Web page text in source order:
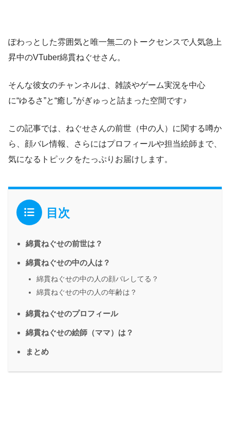
ぽわっとした雰囲気と唯一無二のトークセンスで人気急上
昇中のVTuber綿貫ねぐせさん。
そんな彼女のチャンネルは、雑談やゲーム実況を中心
に“ゆるさ”と“癒し”がぎゅっと詰まった空間です♪
この記事では、ねぐせさんの前世（中の人）に関する噂か
ら、顔バレ情報、さらにはプロフィールや担当絵師まで、
気になるトピックをたっぷりお届けします。
目次
綿貫ねぐせの前世は？
綿貫ねぐせの中の人は？
綿貫ねぐせの中の人の顔バレしてる？
綿貫ねぐせの中の人の年齢は？
綿貫ねぐせのプロフィール
綿貫ねぐせの絵師（ママ）は？
まとめ